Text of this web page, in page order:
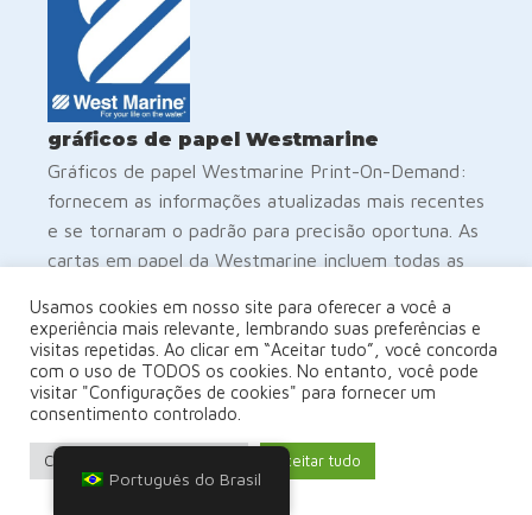
gráficos de papel Westmarine
Gráficos de papel Westmarine Print-On-Demand:
fornecem as informações atualizadas mais recentes
e se tornaram o padrão para precisão oportuna. As
cartas em papel da Westmarine incluem todas as
Navegantes, precisas no momento da impressão.
Devido a essa precisão atualizada garantida, eles
adicionam um nível importante de segurança para
os marinheiros (as cartas são aprovadas pela
NOAA, atendem aos requisitos de transporte da
USCG para embarcações comerciais e são
Usamos cookies em nosso site para oferecer a você a
experiência mais relevante, lembrando suas preferências e
visitas repetidas. Ao clicar em “Aceitar tudo”, você concorda
com o uso de TODOS os cookies. No entanto, você pode
visitar "Configurações de cookies" para fornecer um
consentimento controlado.
Configurações de cookies Aceitar tudo
Português do Brasil